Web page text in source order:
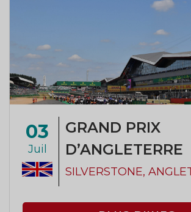
03
Juil
GRAND PRIX
D’ANGLETERRE
SILVERSTONE,